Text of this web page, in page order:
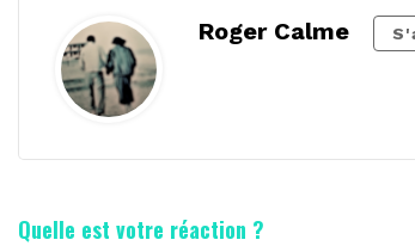
Roger Calme
Quelle est votre réaction ?